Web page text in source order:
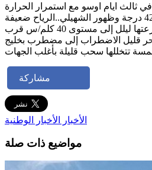
ايام اوسو مع استمرار الحرارة
القصوى في مستويات 42/36 درجة وظهور الشهيلي..الرياح ضعيفة
إلى معتدلة وتصل سرعتها ليلل إلى مستوى 40 كلم/س قرب
قليل الاضطراب إلى مضطرب بخليج
مشاركة
الأخبار الأخبار الوطنية
مواضيع ذات صلة